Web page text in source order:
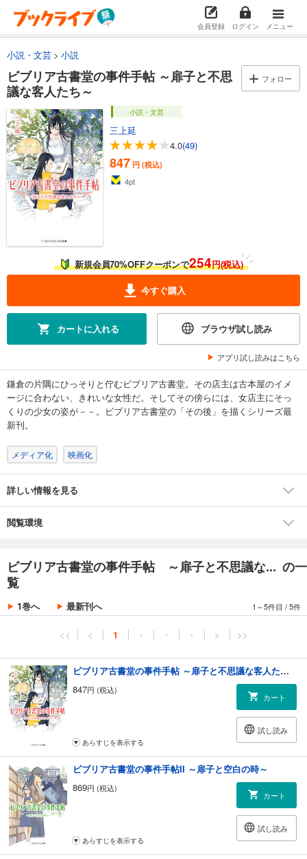
会員登録 ログイン メニュー
小説・文芸 小説
ビブリア古書堂の事件手帖 ～扉子と不思
議な客人たち～
フォロー
小説・文芸
三上延
4.0(49)
847 円 (税込)
4pt
新規会員70%OFFクーポンで254円(税込)
今すぐ購入
カートに入れる ブラウザ試し読み
アプリ試し読みはこちら
鎌倉の片隅にひっそりと佇むビブリア古書堂。その店主は古本屋のイメ
ージに合わない、きれいな女性だ。そしてその傍らには、女店主にそっ
くりの少女の姿が－－。ビブリア古書堂の「その後」を描くシリーズ最
新刊。
メディア化 映画化
詳しい情報を見る
閲覧環境
ビブリア古書堂の事件手帖 ～扉子と不思議な... の一
覧
1巻へ 最新刊へ 1～5件目 /5件
<< < 1 ・ ・ ・ > >>
ビブリア古書堂の事件手帖 ～扉子と不思議な客人たち～
847円 (税込)
カート
試し読み
あらすじを表示する
ビブリア古書堂の事件手帖II ～扉子と空白の時～
869円 (税込)
カート
試し読み
あらすじを表示する